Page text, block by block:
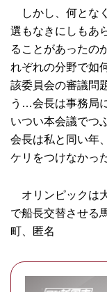
しかし、何とな
選もなきにしもあ
ることがあったの
れぞれの分野で如
該委員会の審議問
う…会長は事務局
いつい本会議でつ
会長は私と同い年
ケリをつけなかっ
オリンピックは
で船長交替させる
町、匿名